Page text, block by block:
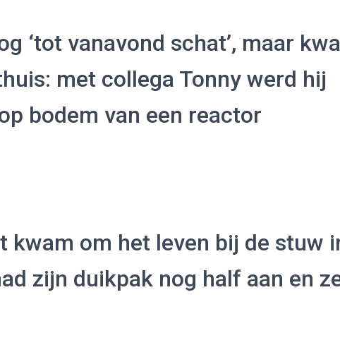
‘tot vanavond schat’, maar
met collega Tonny werd hij
bodem van een reactor
kwam om het leven bij de stuw
zijn duikpak nog half aan en